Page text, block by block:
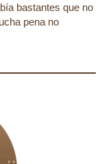
bastantes que no
pena no